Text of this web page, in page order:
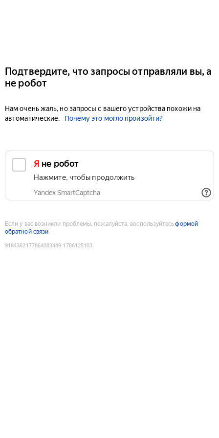
Подтвердите, что запросы отправляли вы, а
не робот
Нам очень жаль, но запросы с вашего устройства похожи на
автоматические.
Почему это могло произойти?
Я не робот
Нажмите, чтобы продолжить
Yandex SmartCaptcha
Если у вас возникли проблемы, пожалуйста, воспользуйтесьформой
обратной связи
9184362177864083449:1786125103